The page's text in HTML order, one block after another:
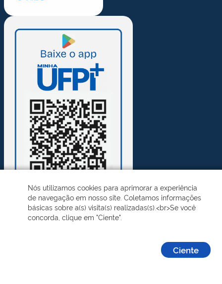
Nós utilizamos cookies para aprimorar a experiência
de navegação em nosso site. Coletamos informações
básicas sobre a(s) visita(s) realizadas(s).<br>Se você
concorda, clique em "Ciente".
Ciente